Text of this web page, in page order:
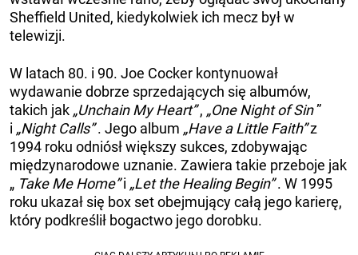
Sheffield United, kiedykolwiek ich mecz był w
telewizji.
W latach 80. i 90. Joe Cocker kontynuował
wydawanie dobrze sprzedających się albumów,
takich jak „Unchain My Heart”, „One Night of Sin”
i „Night Calls”. Jego album „Have a Little Faith”z
1994 roku odniósł większy sukces, zdobywając
międzynarodowe uznanie. Zawiera takie przeboje jak
„ Take Me Home”i „Let the Healing Begin”. W 1995
roku ukazał się box set obejmujący całą jego karierę,
który podkreślił bogactwo jego dorobku.